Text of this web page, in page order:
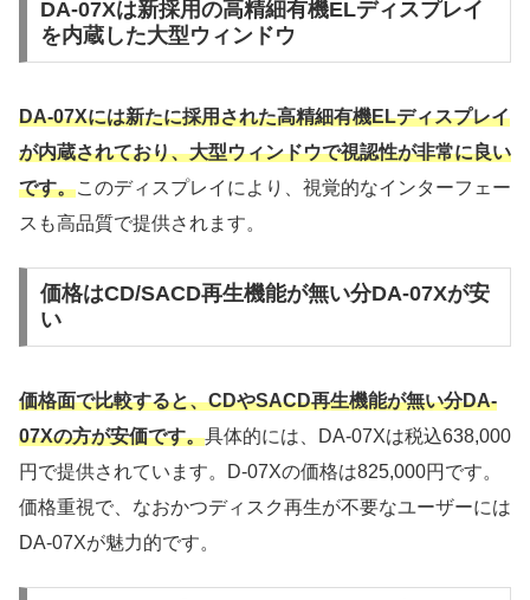
DA-07Xは新採用の高精細有機ELディスプレイ
を内蔵した大型ウィンドウ
DA-07Xには新たに採用された高精細有機ELディスプレイ
が内蔵されており、大型ウィンドウで視認性が非常に良い
です。このディスプレイにより、視覚的なインターフェー
スも高品質で提供されます。
価格はCD/SACD再生機能が無い分DA-07Xが安
い
価格面で比較すると、CDやSACD再生機能が無い分DA-
07Xの方が安価です。具体的には、DA-07Xは税込638,000
円で提供されています。D-07Xの価格は825,000円です。
価格重視で、なおかつディスク再生が不要なユーザーには
DA-07Xが魅力的です。